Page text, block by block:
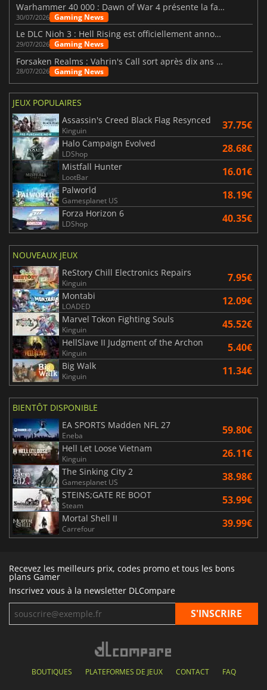
Warhammer 40 000 : Dawn of War 4 présente la faction des Nécrons
30/07/2026 Gaming News
Le DLC Nioh 3 : Hell Rising est officiellement annoncé
29/07/2026 Gaming News
Forsaken Realms : Vahrin's Call sort après dix ans de développement
28/07/2026 Gaming News
JEUX POPULAIRES
Assassin's Creed Black Flag Resynced
Kinguin 37.75€
Halo Campaign Evolved
LDShop 28.68€
Mistfall Hunter
LootBar 16.01€
Palworld
Gamesplanet US 18.19€
Forza Horizon 6
LDShop 40.35€
NOUVEAUX JEUX
ReStory Chill Electronics Repairs
Kinguin 7.95€
Montabi
LOADED 12.09€
Marvel Tokon Fighting Souls
Kinguin 45.52€
HellSlave II Judgment of the Archon
Kinguin 5.40€
Big Walk
Kinguin 11.34€
BIENTÔT DISPONIBLE
EA SPORTS Madden NFL 27
Eneba 59.80€
Hell Let Loose Vietnam
Kinguin 26.11€
The Sinking City 2
Gamesplanet US 38.98€
STEINS;GATE RE BOOT
Steam 53.99€
Mortal Shell II
Carrefour 39.99€
Recevez les meilleurs prix, codes promo et tous les bons
plans Gamer
Inscrivez vous à la newsletter DLCompare
BOUTIQUES PLATEFORMES DE JEUX CONTACT FAQ